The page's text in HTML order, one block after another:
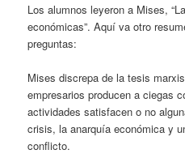
Los alumnos leyeron a Mises,
económicas”. Aquí va otro
preguntas:
Mises discrepa de la tesis
empresarios producen a ciegas
actividades satisfacen o no
crisis, la anarquía económica y
conflicto.